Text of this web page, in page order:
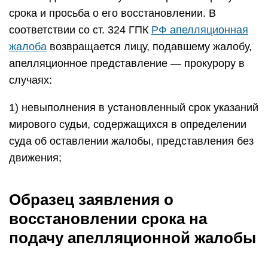
срока и просьба о его восстановлении. В
соответствии со ст. 324 ГПК РФ апелляционная
жалоба возвращается лицу, подавшему жалобу,
апелляционное представление — прокурору в
случаях:
1) невыполнения в установленный срок указаний
мирового судьи, содержащихся в определении
суда об оставлении жалобы, представления без
движения;
Образец заявления о
восстановлении срока на
подачу апелляционной жалобы